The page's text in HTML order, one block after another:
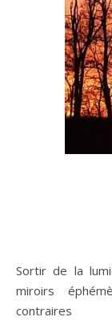
Sortir de la lumière Pour entrer en Enfers Quitter nos
miroirs
contraires